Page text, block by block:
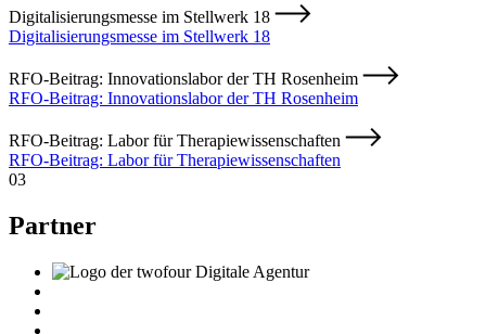
Digitalisierungsmesse im Stellwerk 18
Digitalisierungsmesse im Stellwerk 18
RFO-Beitrag: Innovationslabor der TH Rosenheim
RFO-Beitrag: Innovationslabor der TH Rosenheim
RFO-Beitrag: Labor für Therapiewissenschaften
RFO-Beitrag: Labor für Therapiewissenschaften
03
Partner